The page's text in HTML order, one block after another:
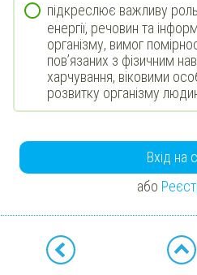
підкреслює важливу
енергії, речовин та
організму, вимог
пов’язаних з фізичним
харчування, віковими
розвитку організму
Вхід на
або